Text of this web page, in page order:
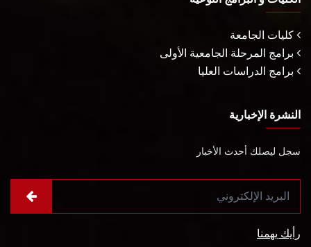
كليات الجامعة
برامج المرحلة الجامعية الأولى
برامج الدراسات العليا
النشرة الإخبارية
سجل ليصلك أحدث الأخبار
رأيك يهمنا